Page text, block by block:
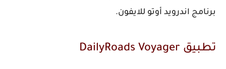
برنامج اندرويد أوتو للايفون.
تطبيق DailyRoads Voyager‏